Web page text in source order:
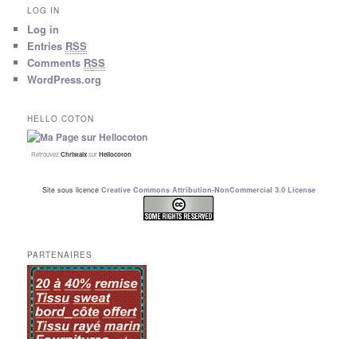
LOG IN
Log in
Entries RSS
Comments RSS
WordPress.org
HELLO COTON
RetrouvezChristalxsurHellocoton
Site sous licence Creative Commons Attribution-NonCommercial 3.0 License
PARTENAIRES